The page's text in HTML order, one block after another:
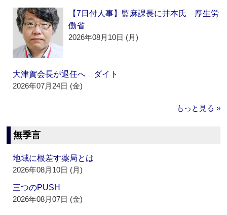
【7日付人事】監麻課長に井本氏 厚生労
働省
2026年08月10日 (月)
大津賀会長が退任へ ダイト
2026年07月24日 (金)
もっと見る »
無季言
地域に根差す薬局とは
2026年08月10日 (月)
三つのPUSH
2026年08月07日 (金)